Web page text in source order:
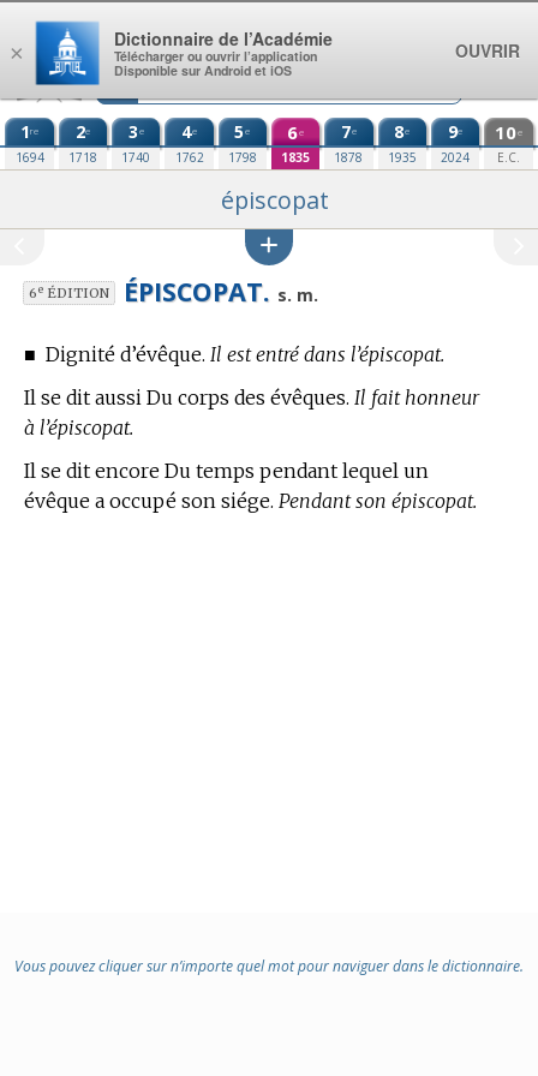
Aller au contenu
1re
1694
2e
1718
3e
1740
4e
1762
5e
1798
6e
1835
7e
1878
8e
1935
9e
2024
10e
E.C.
épiscopat
6eÉDITION ÉPISCOPAT. s. m.
■ Dignité d’évêque. Il est entré dans l’épiscopat.
Il se dit aussi Du corps des évêques. Il fait honneur
à l’épiscopat.
Il se dit encore Du temps pendant lequel un
évêque a occupé son siége. Pendant son épiscopat.
Vous pouvez cliquer sur n’importe quel mot pour naviguer dans le dictionnaire.
×
Dictionnaire de l’Académie
Télécharger ou ouvrir l’application
Disponible sur Android et iOS
OUVRIR